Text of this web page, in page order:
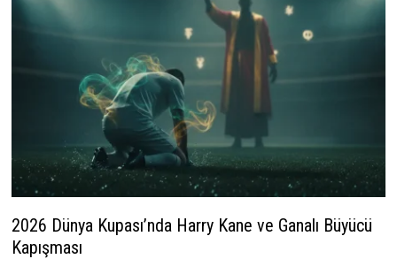
2026 Dünya Kupası’nda Harry Kane ve Ganalı Büyücü
Kapışması